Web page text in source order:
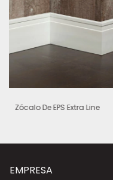
Zócalo De EPS Extra Line
EMPRESA